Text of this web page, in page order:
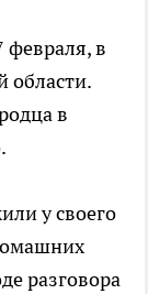
февраля, в
области.
в
у своего
разговора